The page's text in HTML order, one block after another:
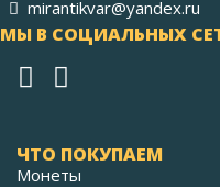
mirantikvar@yandex.ru
МЫ В СОЦИАЛЬНЫХ
ЧТО ПОКУПАЕМ
Монеты